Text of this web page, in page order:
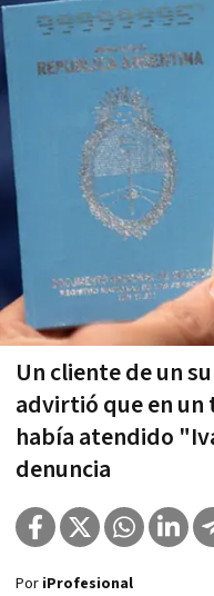
Un cliente de un
advirtió que en
había atendido
denuncia
Por iProfesional